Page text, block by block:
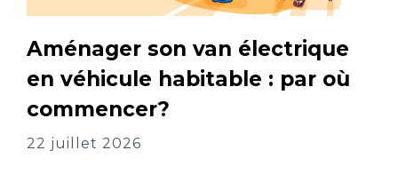
Aménager son van électrique
en véhicule habitable : par où
commencer?
22 juillet 2026